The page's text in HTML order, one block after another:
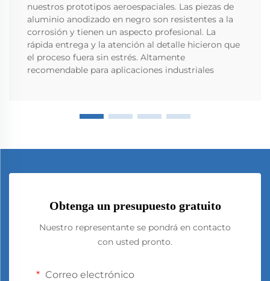
nuestros prototipos aeroespaciales. Las piezas de
aluminio anodizado en negro son resistentes a la
corrosión y tienen un aspecto profesional. La
rápida entrega y la atención al detalle hicieron que
el proceso fuera sin estrés. Altamente
recomendable para aplicaciones industriales
Obtenga un presupuesto gratuito
Nuestro representante se pondrá en contacto
con usted pronto.
Correo electrónico